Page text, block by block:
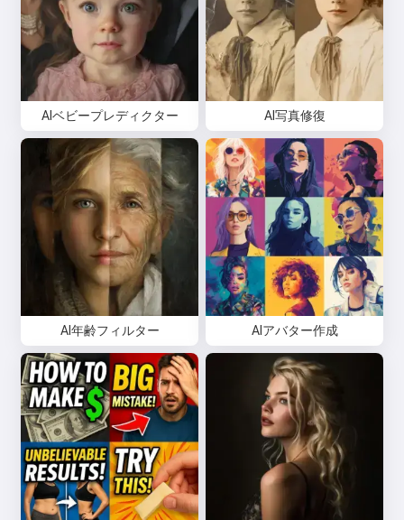
AIベビープレディクター AI写真修復
AI年齢フィルター AIアバター作成